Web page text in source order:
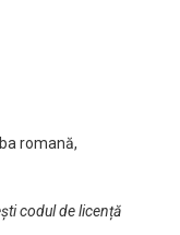
romană,
codul de licență